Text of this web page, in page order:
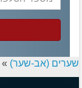
הטלפון
שלכם
שערים (אב-שער) »